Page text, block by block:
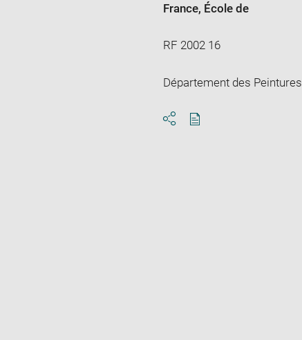
France, École de
RF 2002 16
Département des Peintures